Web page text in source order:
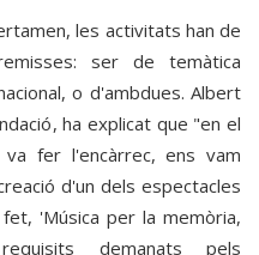
les activitats han de
ser de temàtica
o d'ambdues. Albert
ha explicat que "en el
fer l'encàrrec, ens vam
d'un dels espectacles
'Música per la memòria,
demanats pels